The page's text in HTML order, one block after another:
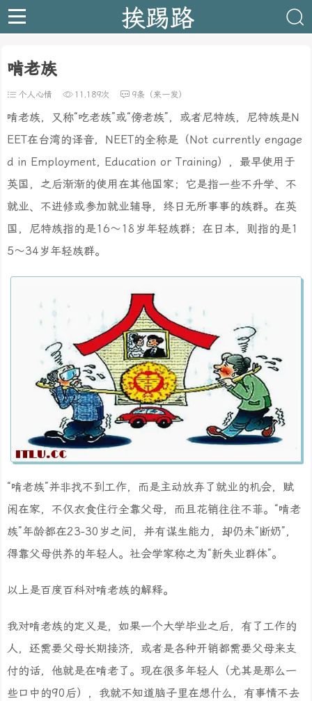
挨踢路
啃老族
个人心情 11,189次 9条（来一发）
啃老族，又称“吃老族”或“傍老族”，或者尼特族，尼特族是N
EET在台湾的译音，NEET的全称是（Not currently engage
d in Employment, Education or Training），最早使用于
英国，之后渐渐的使用在其他国家；它是指一些不升学、不
就业、不进修或参加就业辅导，终日无所事事的族群。在英
国，尼特族指的是16～18岁年轻族群；在日本，则指的是1
5～34岁年轻族群。
“啃老族”并非找不到工作，而是主动放弃了就业的机会，赋
闲在家，不仅衣食住行全靠父母，而且花销往往不菲。“啃老
族”年龄都在23-30岁之间，并有谋生能力，却仍未“断奶”，
得靠父母供养的年轻人。社会学家称之为“新失业群体”。
以上是百度百科对啃老族的解释。
我对啃老族的定义是，如果一个大学毕业之后，有了工作的
人，还需要父母长期接济，或者是各种开销都需要父母来支
付的话，他就是在啃老了。现在很多年轻人（尤其是那么一
些口中的90后），我就不知道脑子里在想什么，有事情不去